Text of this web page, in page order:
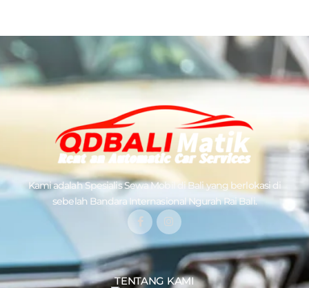
Kami adalah SpesialisSewa Mobil di Baliyang berlokasi di
sebelah Bandara Internasional Ngurah Rai Bali.
TENTANG KAMI